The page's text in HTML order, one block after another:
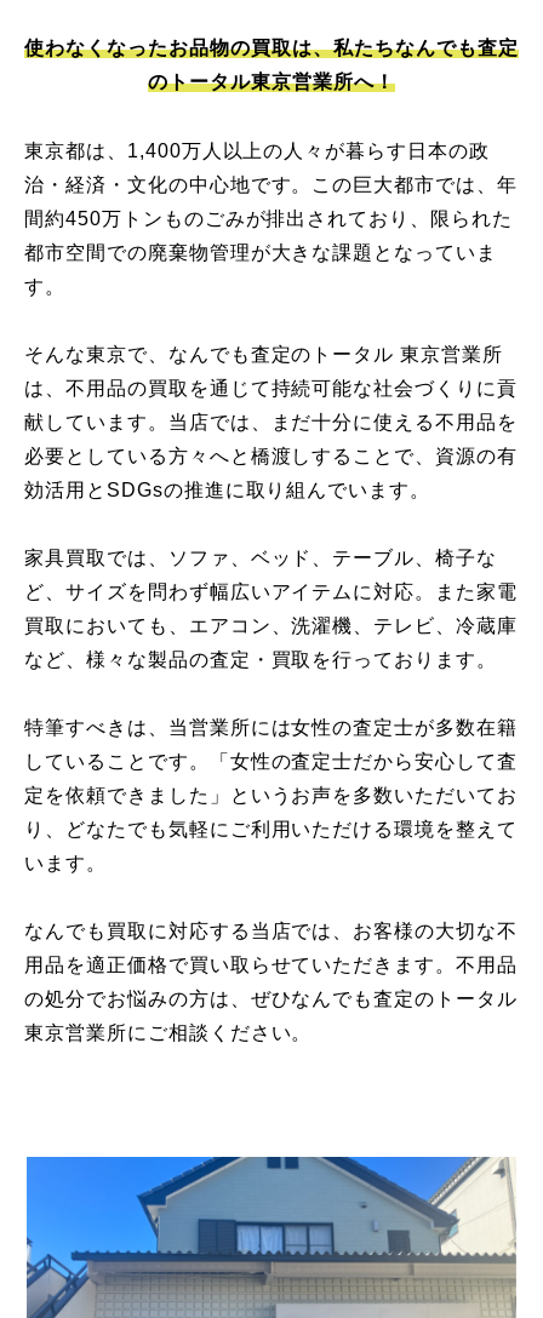
使わなくなったお品物の買取は、私たちなんでも査定
のトータル東京営業所へ！
東京都は、1,400万人以上の人々が暮らす日本の政
治・経済・文化の中心地です。この巨大都市では、年
間約450万トンものごみが排出されており、限られた
都市空間での廃棄物管理が大きな課題となっていま
す。
そんな東京で、なんでも査定のトータル 東京営業所
は、不用品の買取を通じて持続可能な社会づくりに貢
献しています。当店では、まだ十分に使える不用品を
必要としている方々へと橋渡しすることで、資源の有
効活用とSDGsの推進に取り組んでいます。
家具買取では、ソファ、ベッド、テーブル、椅子な
ど、サイズを問わず幅広いアイテムに対応。また家電
買取においても、エアコン、洗濯機、テレビ、冷蔵庫
など、様々な製品の査定・買取を行っております。
特筆すべきは、当営業所には女性の査定士が多数在籍
していることです。「女性の査定士だから安心して査
定を依頼できました」というお声を多数いただいてお
り、どなたでも気軽にご利用いただける環境を整えて
います。
なんでも買取に対応する当店では、お客様の大切な不
用品を適正価格で買い取らせていただきます。不用品
の処分でお悩みの方は、ぜひなんでも査定のトータル
東京営業所にご相談ください。